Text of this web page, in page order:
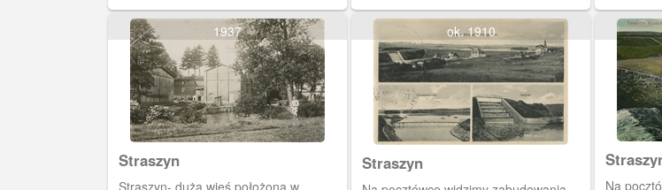
1937
Straszyn
Straszyn- duża wieś położona w
ok. 1910
Straszyn
Na